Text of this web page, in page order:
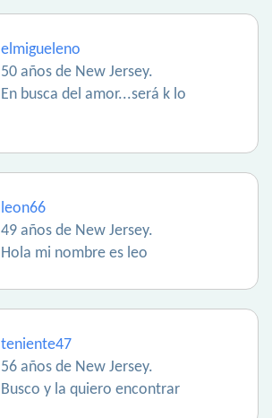
elmigueleno
50 años de New Jersey.
En busca del amor...será k lo
leon66
49 años de New Jersey.
Hola mi nombre es leo
teniente47
56 años de New Jersey.
Busco y la quiero encontrar